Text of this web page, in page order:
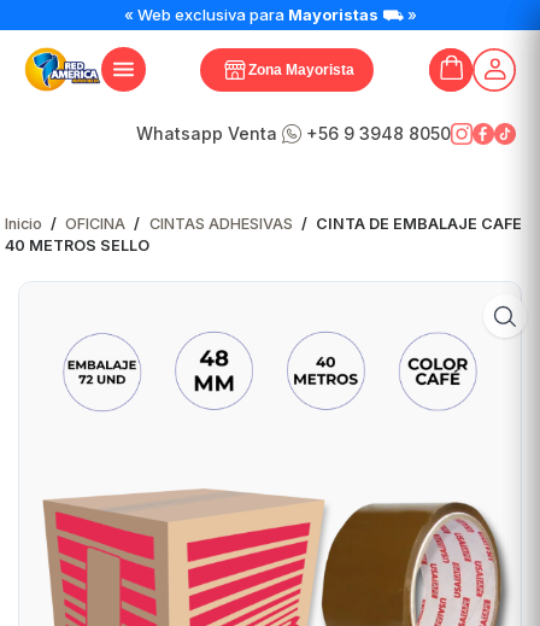
« Web exclusiva para Mayoristas ⛟ »
Zona Mayorista
Whatsapp Venta +56 9 3948 8050
Inicio / OFICINA / CINTAS ADHESIVAS / CINTA DE EMBALAJE CAFE
40 METROS SELLO
DE
EMBALAJE
CAFE